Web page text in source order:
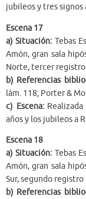
jubileos y tres signos
Escena 17
a) Situación: Tebas
Amón, gran sala
Norte, tercer
b) Referencias
lám. 118; Porter &
c) Escena:
años y los jubileos a
Escena 18
a) Situación: Tebas
Amón, gran sala
Sur, segundo registro
b) Referencias